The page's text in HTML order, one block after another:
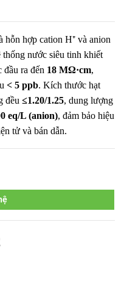
hợp cation H⁺ và anion
thống nước siêu tinh khiết
đầu ra đến 18 MΩ·cm,
< 5 ppb. Kích thước hạt
đều ≤1.20/1.25, dung lượng
eq/L (anion), đảm bảo hiệu
tử và bán dẫn.